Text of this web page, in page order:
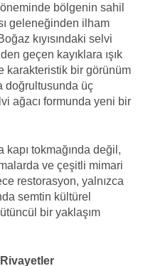
bölgenin sahil
geleneğinden ilham
kıyısındaki selvi
geçen kayıklara ışık
karakteristik bir görünüm
doğrultusunda üç
ağacı formunda yeni bir
kapı tokmağında değil,
ve çeşitli mimari
restorasyon, yalnızca
semtin kültürel
bir yaklaşım